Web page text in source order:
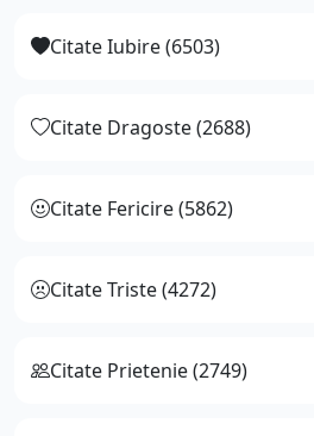
Citate Iubire (6503)
Citate Dragoste (2688)
Citate Fericire (5862)
Citate Triste (4272)
Citate Prietenie (2749)